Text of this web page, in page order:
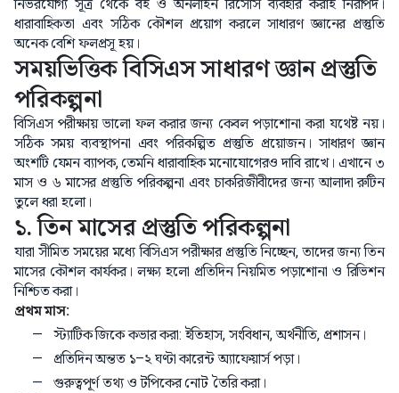
নির্ভরযোগ্য সূত্র থেকে বই ও অনলাইন রিসোর্স ব্যবহার করাই নিরাপদ।
ধারাবাহিকতা এবং সঠিক কৌশল প্রয়োগ করলে সাধারণ জ্ঞানের প্রস্তুতি
অনেক বেশি ফলপ্রসূ হয়।
সময়ভিত্তিক বিসিএস সাধারণ জ্ঞান প্রস্তুতি
পরিকল্পনা
বিসিএস পরীক্ষায় ভালো ফল করার জন্য কেবল পড়াশোনা করা যথেষ্ট নয়।
সঠিক সময় ব্যবস্থাপনা এবং পরিকল্পিত প্রস্তুতি প্রয়োজন। সাধারণ জ্ঞান
অংশটি যেমন ব্যাপক, তেমনি ধারাবাহিক মনোযোগেরও দাবি রাখে। এখানে ৩
মাস ও ৬ মাসের প্রস্তুতি পরিকল্পনা এবং চাকরিজীবীদের জন্য আলাদা রুটিন
তুলে ধরা হলো।
১. তিন মাসের প্রস্তুতি পরিকল্পনা
যারা সীমিত সময়ের মধ্যে বিসিএস পরীক্ষার প্রস্তুতি নিচ্ছেন, তাদের জন্য তিন
মাসের কৌশল কার্যকর। লক্ষ্য হলো প্রতিদিন নিয়মিত পড়াশোনা ও রিভিশন
নিশ্চিত করা।
প্রথম মাস:
স্ট্যাটিক জিকে কভার করা: ইতিহাস, সংবিধান, অর্থনীতি, প্রশাসন।
প্রতিদিন অন্তত ১–২ ঘণ্টা কারেন্ট অ্যাফেয়ার্স পড়া।
গুরুত্বপূর্ণ তথ্য ও টপিকের নোট তৈরি করা।